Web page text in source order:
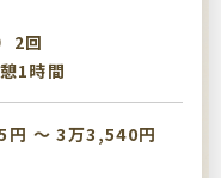
2回
1時間
円 〜 3万3,540円